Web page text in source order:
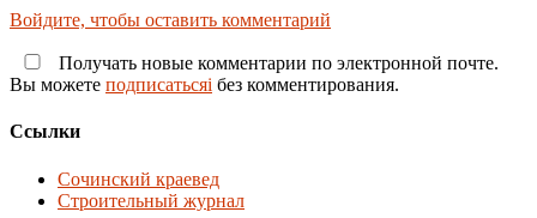
Войдите, чтобы оставить комментарий
Получать новые комментарии по электронной почте.
Вы можете подписатьсяi без комментирования.
Ссылки
Сочинский краевед
Строительный журнал